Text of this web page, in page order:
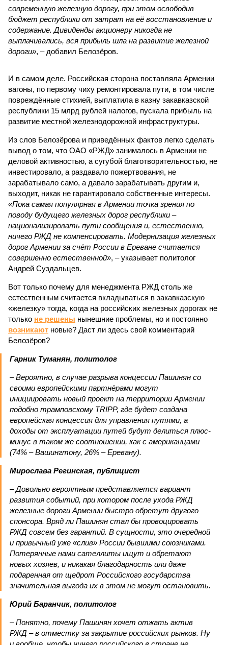
современную железную дорогу, при этом освободив
бюджет республики от затрат на её восстановление и
содержание. Дивиденды акционеру никогда не
выплачивались, вся прибыль шла на развитие железной
дороги», – добавил Белозёров.
И в самом деле. Российская сторона поставляла Армении
вагоны, по первому чиху ремонтировала пути, в том числе
повреждённые стихией, выплатила в казну закавказской
республики 15 млрд рублей налогов, пускала прибыль на
развитие местной железнодорожной инфраструктуры.
Из слов Белозёрова и приведённых фактов легко сделать
вывод о том, что ОАО «РЖД» занималось в Армении не
деловой активностью, а сугубой благотворительностью, не
инвестировало, а раздавало пожертвования, не
зарабатывало само, а давало зарабатывать другим и,
выходит, никак не гарантировало собственные интересы.
«Пока самая популярная в Армении точка зрения по
поводу будущего железных дорог рес­публики –
национализировать пути сообщения и, естественно,
ничего РЖД не компенсировать. Модернизация железных
дорог Армении за счёт России в Ереване считается
совершенно естественной», – указывает политолог
Андрей Суздальцев.
Вот только почему для менеджмента РЖД столь же
естественным считается вкладываться в закавказскую
«железку» тогда, когда на российских железных дорогах не
только не решены нынешние проблемы, но и постоянно
возникают новые? Даст ли здесь свой комментарий
Белозёров?
Гарник Туманян, политолог
– Вероятно, в случае разрыва концессии Пашинян со
своими европейскими партнёрами могут
инициировать новый проект на территории Армении
подобно трамповскому TRIPP, где будет создана
европейская концессия для управления путями, а
доходы от эксплуатации путей будут делиться плюс-
минус в таком же соотношении, как с американцами
(74% – Вашингтону, 26% – Еревану).
Мирослава Регинская, публицист
– Довольно вероятным представляется вариант
развития событий, при котором после ухода РЖД
железные дороги Армении быстро обретут другого
спонсора. Вряд ли Пашинян стал бы провоцировать
РЖД совсем без гарантий. В сущности, это очередной
и привычный уже «слив» России бывшими союзниками.
Потерянные нами сателлиты ищут и обретают
новых хозяев, и никакая благодарность или даже
подаренная от щедрот Российского государства
значительная выгода их в этом не могут остановить.
Юрий Баранчик, политолог
– Понятно, почему Пашинян хочет отжать актив
РЖД – в отместку за закрытие российских рынков. Ну